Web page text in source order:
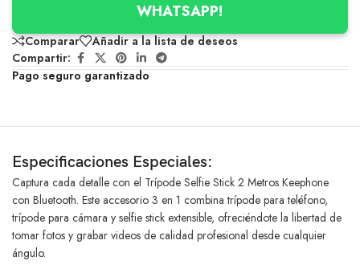
WHATSAPP!
Comparar
Añadir a la lista de deseos
Compartir:
Pago seguro garantizado
Especificaciones Especiales:
Captura cada detalle con el Trípode Selfie Stick 2 Metros Keephone
con Bluetooth. Este accesorio 3 en 1 combina trípode para teléfono,
trípode para cámara y selfie stick extensible, ofreciéndote la libertad de
tomar fotos y grabar videos de calidad profesional desde cualquier
ángulo.